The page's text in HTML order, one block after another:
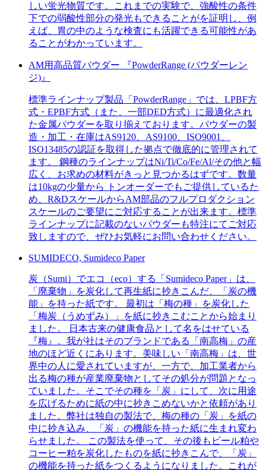
しい蛍光物質です。これまでの実験で、強酸性の条件
下での弱酸性部分の発光もできることがを証明し、例
えば、胃の中のような検査にも活躍できる可能性があ
ることがわかっています。
AM用高品質パウダー 『PowderRange (パウダーレン
ジ)』
標準ラインナップ製品「PowderRange」では、LPBF方
式・EPBF方式（また、一部DED方式）に最適化され
た金属パウダーを取り揃えております。パウダーの製
造・加工・在庫はAS9120、AS9100、ISO9001、
ISO13485の認証を取得した拠点で徹底的に管理されて
ます。 鋼種のラインナップはNi/Ti/Co/Fe/Al/その他と幅
広く、お求めの材料がきっと見つかるはずです。数量
は10kgの少量から トンオーダーでもご提供しているた
め、R&DスケールからAM部品のフルプロダクション
スケールのご要望にご対応することが出来ます。標準
ラインナップに記載のないパウダーも特注にてご対応
致しますので、ぜひお気軽にお問い合わせください。
SUMIDECO, Sumideco Paper
炭（Sumi）でエコ（eco）する「Sumideco Paper」は、
「廃棄物」を炭化して再生紙に抄きこんだ、「炭の機
能」を持った紙です。 最初は「梅の種」を炭化した
「梅炭（うめずみ）」を紙に抄きこむことから始まり
ました。 日本古来の健康食品として名をはせている
『梅』。我が社はそのブランドである「南高梅」の産
地のほど近くにあります。美味しい「南高梅」は、世
界中の人に愛されていますが、一方で、加工業者から
出る梅の種が産業廃棄物としてその処分が問題となっ
ていました。そこでその種を「炭」にして、次に用途
を広げるために紙の中に抄きこめないかと依頼があり
ました。弊社は独自の製法で、梅の種の「炭」を紙の
中に抄き込み、「炭」の機能を持った紙に生まれ変わ
らせました。 この製法を使って、その後もビール粕や
コーヒー粕を炭化したものを紙に抄きこんで、「炭」
の機能を持った紙をつくるようになりました。これが